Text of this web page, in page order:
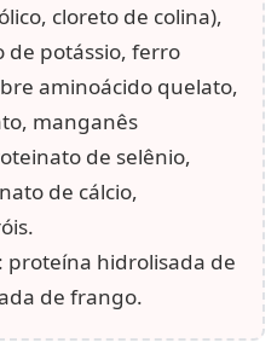
cloreto de colina),
de potássio, ferro
aminoácido quelato,
manganês
de selênio,
de cálcio,
proteína hidrolisada de
de frango.